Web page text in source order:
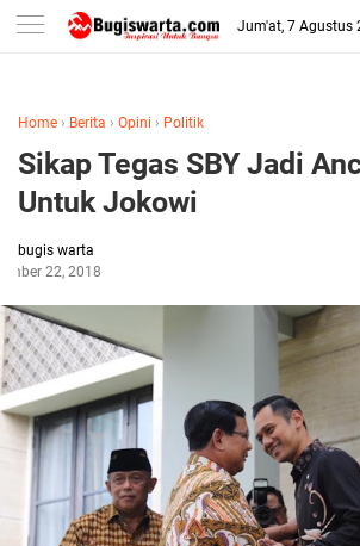
-->
Jum'at, 7 Agustus
Home › Berita › Opini › Politik
Sikap Tegas SBY Jadi
Untuk Jokowi
bugis warta
22, 2018